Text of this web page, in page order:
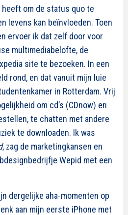
om de status quo te
levens kan beïnvloeden. Toen
ervoer ik dat zelf door voor
multimediabelofte, de
site te bezoeken. In een
rond, en dat vanuit mijn luie
in Rotterdam. Vrij
om cd’s (CDnow) en
te chatten met andere
te downloaden. Ik was
, zag de marketingkansen en
Wepid met een
dergelijke aha-momenten op
aan mijn eerste iPhone met